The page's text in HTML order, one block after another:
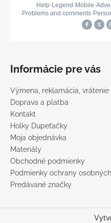
Informácie pre vás
Výmena, reklamácia, vrátenie
Doprava a platba
Kontakt
Holky Dupeťačky
Moja objednávka
Materiály
Obchodné podmienky
Podmienky ochrany
Predávané značky